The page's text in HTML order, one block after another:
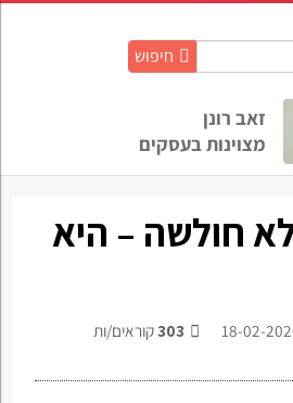
חיפוש
זאב רונן
מצוינות בעסקים
חולשה – היא
303קוראים/ות